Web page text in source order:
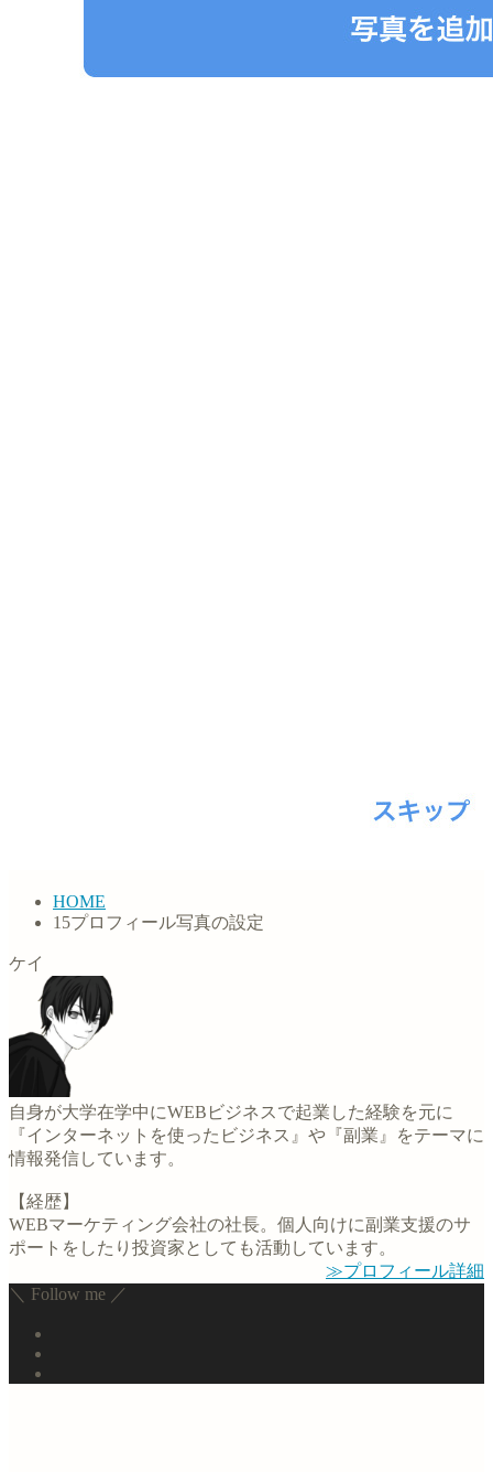
HOME
15プロフィール写真の設定
ケイ
自身が大学在学中にWEBビジネスで起業した経験を元に
『インターネットを使ったビジネス』や『副業』をテーマに
情報発信しています。
【経歴】
WEBマーケティング会社の社長。個人向けに副業支援のサ
ポートをしたり投資家としても活動しています。
≫プロフィール詳細
＼ Follow me ／